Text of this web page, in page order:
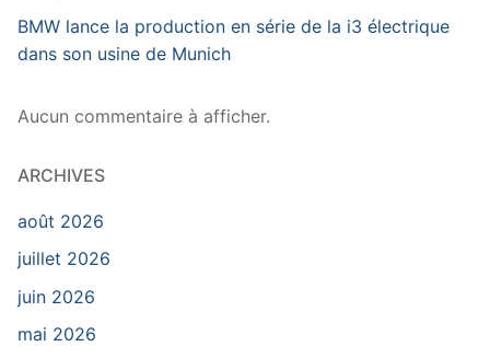
BMW lance la production en série de la i3 électrique
dans son usine de Munich
Aucun commentaire à afficher.
ARCHIVES
août 2026
juillet 2026
juin 2026
mai 2026